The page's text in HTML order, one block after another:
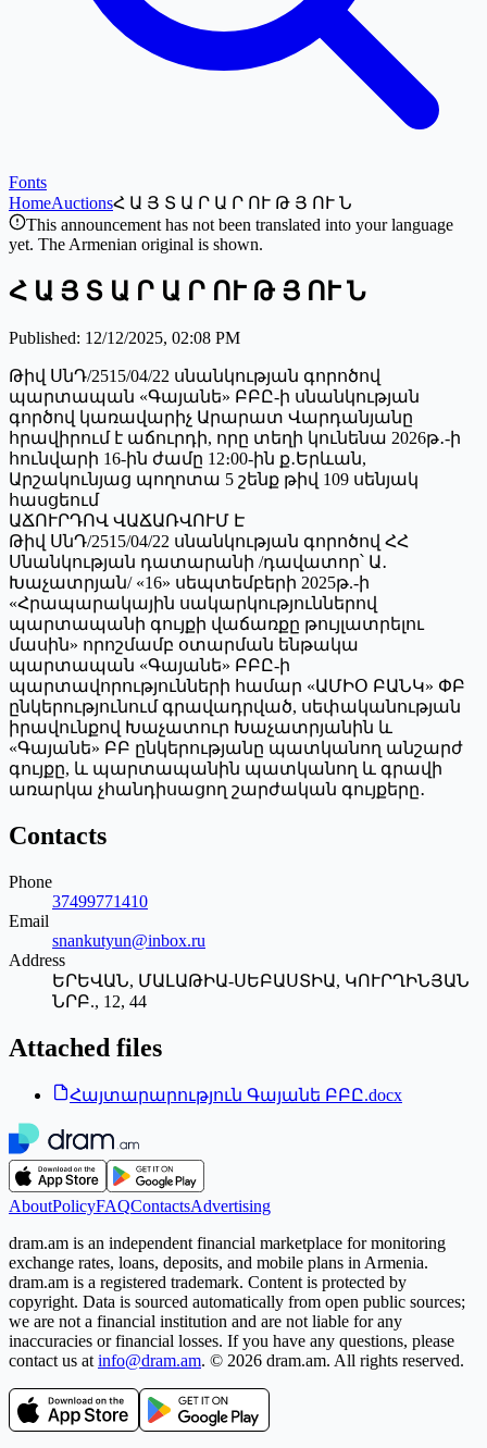
Fonts
HomeAuctionsՀ Ա Յ Տ Ա Ր Ա Ր ՈՒ Թ Յ ՈՒ Ն
This announcement has not been translated into your language
yet. The Armenian original is shown.
Հ Ա Յ Տ Ա Ր Ա Ր ՈՒ Թ Յ ՈՒ Ն
Published: 12/12/2025, 02:08 PM
Թիվ ՍնԴ/2515/04/22 սնանկության գորոծով
պարտապան «Գայանե» ԲԲԸ-ի սնանկության
գործով կառավարիչ Արարատ Վարդանյանը
հրավիրում է աճուրդի, որը տեղի կունենա 2026թ․-ի
հունվարի 16-ին ժամը 12։00-ին ք․Երևան,
Արշակունյաց պողոտա 5 շենք թիվ 109 սենյակ
հասցեում
ԱՃՈՒՐԴՈՎ ՎԱՃԱՌՎՈՒՄ Է
Թիվ ՍնԴ/2515/04/22 սնանկության գորոծով ՀՀ
Սնանկության դատարանի /դավատոր՝ Ա․
Խաչատրյան/ «16» սեպտեմբերի 2025թ.-ի
«Հրապարակային սակարկություններով
պարտապանի գույքի վաճառքը թույլատրելու
մասին» որոշմամբ օտարման ենթակա
պարտապան «Գայանե» ԲԲԸ-ի
պարտավորությունների համար «ԱՄԻՕ ԲԱՆԿ» ՓԲ
ընկերությունում գրավադրված, սեփականության
իրավունքով Խաչատուր Խաչատրյանին և
«Գայանե» ԲԲ ընկերությանը պատկանող անշարժ
գույքը, և պարտապանին պատկանող և գրավի
առարկա չհանդիսացող շարժական գույքերը․
Contacts
Phone
37499771410
Email
snankutyun@inbox.ru
Address
ԵՐԵՎԱՆ, ՄԱԼԱԹԻԱ-ՍԵԲԱՍՏԻԱ, ԿՈՒՐՂԻՆՅԱՆ
ՆՐԲ., 12, 44
Attached files
Հայտարարություն Գայանե ԲԲԸ.docx
AboutPolicyFAQContactsAdvertising
dram.am is an independent financial marketplace for monitoring
exchange rates, loans, deposits, and mobile plans in Armenia.
dram.am is a registered trademark. Content is protected by
copyright. Data is sourced automatically from open public sources;
we are not a financial institution and are not liable for any
inaccuracies or financial losses. If you have any questions, please
contact us at info@dram.am. © 2026 dram.am. All rights reserved.